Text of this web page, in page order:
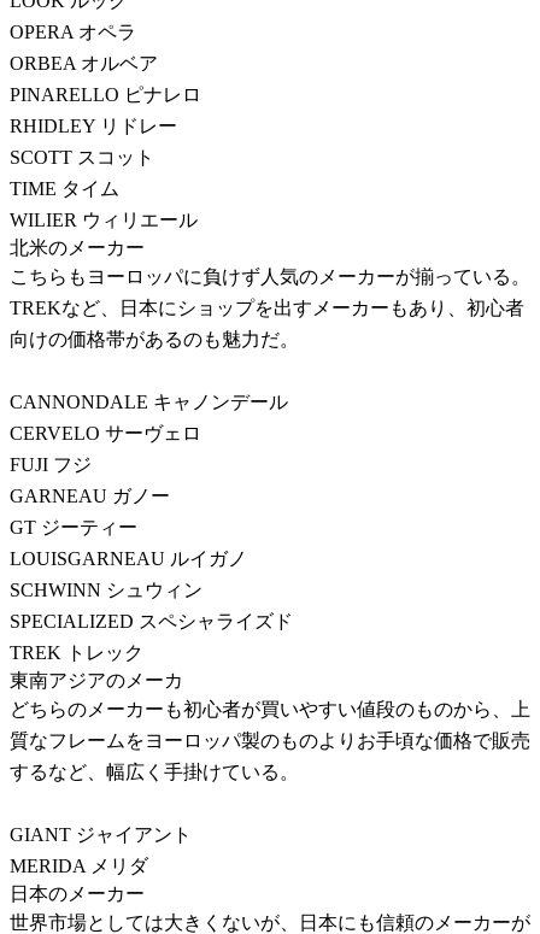
OPERA オペラ
ORBEA オルベア
PINARELLO ピナレロ
RHIDLEY リドレー
SCOTT スコット
TIME タイム
WILIER ウィリエール
北米のメーカー
こちらもヨーロッパに負けず人気のメーカーが揃っている。
TREKなど、日本にショップを出すメーカーもあり、初心者
向けの価格帯があるのも魅力だ。
CANNONDALE キャノンデール
CERVELO サーヴェロ
FUJI フジ
GARNEAU ガノー
GT ジーティー
LOUISGARNEAU ルイガノ
SCHWINN シュウィン
SPECIALIZED スペシャライズド
TREK トレック
東南アジアのメーカ
どちらのメーカーも初心者が買いやすい値段のものから、上
質なフレームをヨーロッパ製のものよりお手頃な価格で販売
するなど、幅広く手掛けている。
GIANT ジャイアント
MERIDA メリダ
日本のメーカー
世界市場としては大きくないが、日本にも信頼のメーカーが